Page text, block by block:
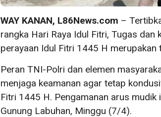
WAY KANAN, L86News.com –
rangka Hari Raya Idul Fitri, Tugas dan
perayaan Idul Fitri 1445 H
Peran TNI-Polri dan elemen
menjaga keamanan agar tetap
Fitri 1445 H. Pengamanan arus mudik
Gunung Labuhan, Minggu (7/4).